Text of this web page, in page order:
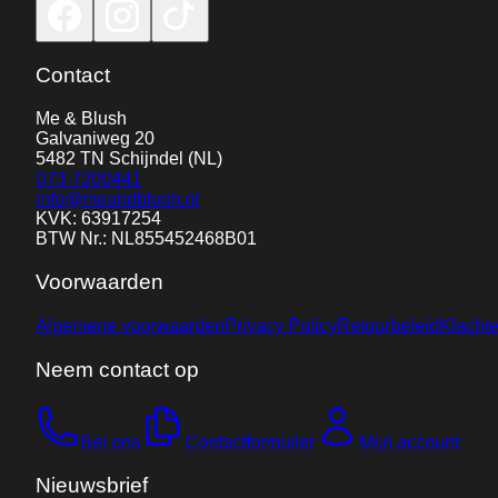
Contact
Me & Blush
Galvaniweg 20
5482 TN Schijndel (NL)
073-7200441
info@meandblush.nl
KVK: 63917254
BTW Nr.: NL855452468B01
Voorwaarden
Algemene voorwaardenPrivacy PolicyRetourbeleid
Neem contact op
Bel ons Contactformulier Mijn account
Nieuwsbrief